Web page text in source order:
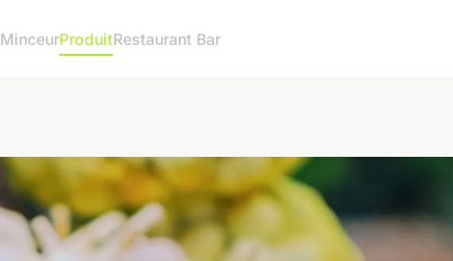
MinceurProduitRestaurant Bar